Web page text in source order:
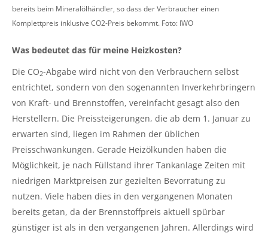
bereits beim Mineralölhändler, so dass der Verbraucher einen
Komplettpreis inklusive CO2-Preis bekommt. Foto: IWO
Was bedeutet das für meine Heizkosten?
Die CO2-Abgabe wird nicht von den Verbrauchern selbst
entrichtet, sondern von den sogenannten Inverkehrbringern
von Kraft- und Brennstoffen, vereinfacht gesagt also den
Herstellern. Die Preissteigerungen, die ab dem 1. Januar zu
erwarten sind, liegen im Rahmen der üblichen
Preisschwankungen. Gerade Heizölkunden haben die
Möglichkeit, je nach Füllstand ihrer Tankanlage Zeiten mit
niedrigen Marktpreisen zur gezielten Bevorratung zu
nutzen. Viele haben dies in den vergangenen Monaten
bereits getan, da der Brennstoffpreis aktuell spürbar
günstiger ist als in den vergangenen Jahren. Allerdings wird